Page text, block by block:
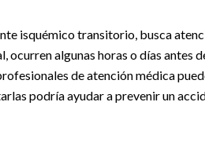
isquémico transitorio, busca
ocurren algunas horas o días antes
de atención médica
podría ayudar a prevenir un